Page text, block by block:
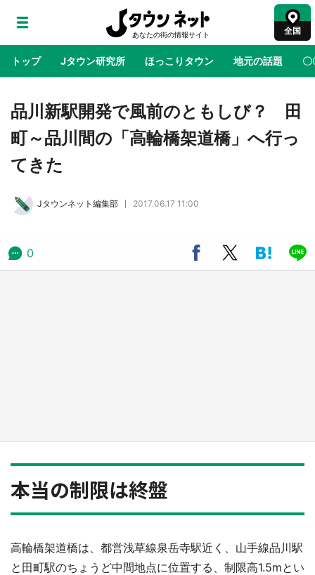
全国
トップ Jタウン研究所 ほっこりタウン 地元の話題 〇
地域×二次元 絶景 あの時はありがとう 物語がはじ
品川新駅開発で風前のともしび？ 田
町～品川間の「高輪橋架道橋」へ行っ
てきた
Jタウンネット編集部 2017.06.17 11:00
0
本当の制限は終盤
高輪橋架道橋は、都営浅草線泉岳寺駅近く、山手線品川駅
と田町駅のちょうど中間地点に位置する、制限高1.5mとい